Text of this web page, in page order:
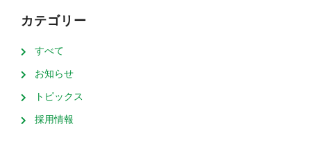
カテゴリー
すべて
お知らせ
トピックス
採用情報